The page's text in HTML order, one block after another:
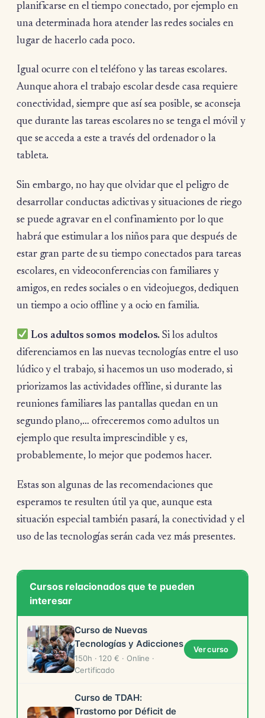
planificarse en el tiempo conectado, por ejemplo en
una determinada hora atender las redes sociales en
lugar de hacerlo cada poco.
Igual ocurre con el teléfono y las tareas escolares.
Aunque ahora el trabajo escolar desde casa requiere
conectividad, siempre que así sea posible, se aconseja
que durante las tareas escolares no se tenga el móvil y
que se acceda a este a través del ordenador o la
tableta.
Sin embargo, no hay que olvidar que el peligro de
desarrollar conductas adictivas y situaciones de riego
se puede agravar en el confinamiento por lo que
habrá que estimular a los niños para que después de
estar gran parte de su tiempo conectados para tareas
escolares, en videoconferencias con familiares y
amigos, en redes sociales o en videojuegos, dediquen
un tiempo a ocio offline y a ocio en familia.
Los adultos somos modelos. Si los adultos
diferenciamos en las nuevas tecnologías entre el uso
lúdico y el trabajo, si hacemos un uso moderado, si
priorizamos las actividades offline, si durante las
reuniones familiares las pantallas quedan en un
segundo plano,… ofreceremos como adultos un
ejemplo que resulta imprescindible y es,
probablemente, lo mejor que podemos hacer.
Estas son algunas de las recomendaciones que
esperamos te resulten útil ya que, aunque esta
situación especial también pasará, la conectividad y el
uso de las tecnologías serán cada vez más presentes.
Cursos relacionados que te pueden
interesar
Curso de Nuevas
Tecnologías y Adicciones
150h · 120 € · Online ·
Certificado
Ver curso
Curso de TDAH:
Trastorno por Déficit de